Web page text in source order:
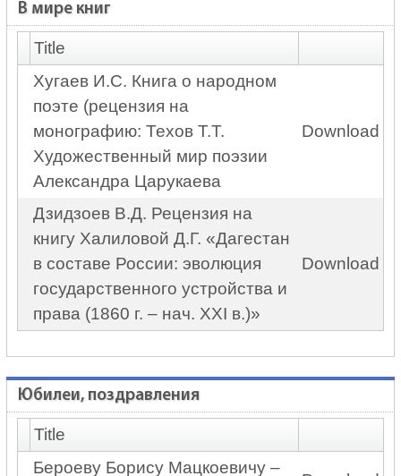
В мире книг
Title
Хугаев И.С. Книга о народном
поэте (рецензия на
монографию: Техов Т.Т.
Художественный мир поэзии
Александра Царукаева
Download
Дзидзоев В.Д. Рецензия на
книгу Халиловой Д.Г. «Дагестан
в составе России: эволюция
государственного устройства и
права (1860 г. – нач. ХХI в.)»
Download
Юбилеи, поздравления
Title
Бероеву Борису Мацкоевичу –